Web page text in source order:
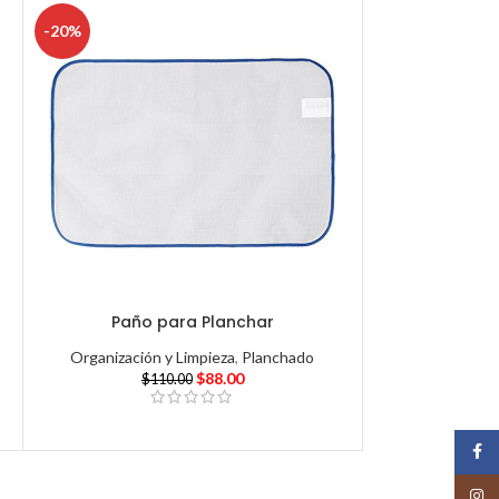
-20%
Paño para Planchar
Organización y Limpieza, Planchado
$110.00 $88.00